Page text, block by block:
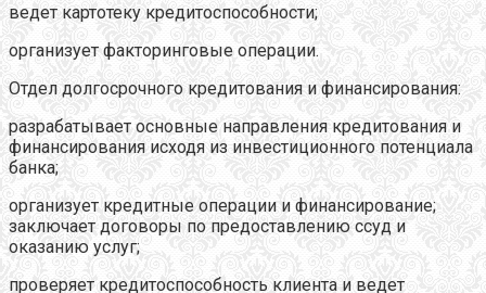
ведет картотеку кредитоспособности;
организует факторинговые операции.
Отдел долгосрочного кредитования и финансирования:
разрабатывает основные направления кредитования и
финансирования исходя из инвестиционного потенциала
банка;
организует кредитные операции и финансирование;
заключает договоры по предоставлению ссуд и
оказанию услуг;
проверяет кредитоспособность клиента и ведет